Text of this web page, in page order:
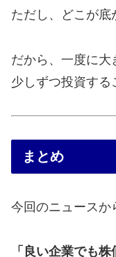
ただし、どこが底
だから、一度に
少しずつ投資する
まとめ
今回のニュースか
「良い企業でも